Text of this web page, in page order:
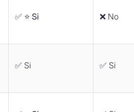
✅ ⭐️ Si ❌ No
✅ Si ✅ Si